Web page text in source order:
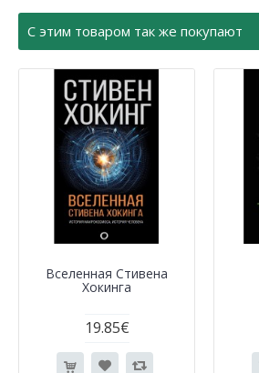
С этим товаром так же покупают
Вселенная Стивена
Хокинга
19.85€